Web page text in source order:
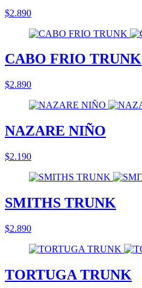
$2.890
CABO FRIO TRUNK
$2.890
NAZARE NIÑO
$2.190
SMITHS TRUNK
$2.890
TORTUGA TRUNK